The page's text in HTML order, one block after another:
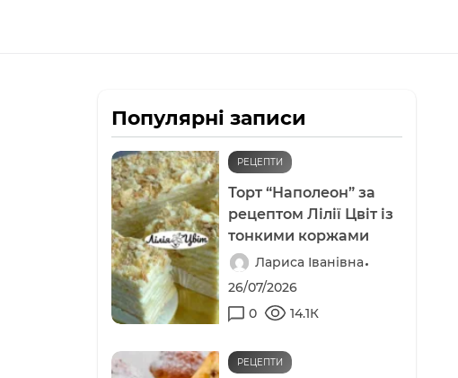
Популярні записи
РЕЦЕПТИ
Торт “Наполеон” за
рецептом Лілії Цвіт із
тонкими коржами
Лариса Іванівна
26/07/2026
0
14.1К
РЕЦЕПТИ